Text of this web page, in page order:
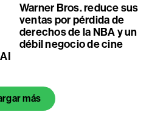
Warner Bros. reduce sus
ventas por pérdida de
derechos de la NBA y un
débil negocio de cine
más